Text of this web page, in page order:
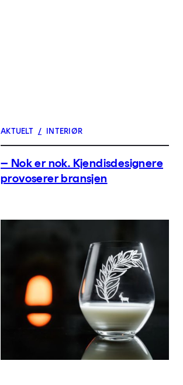
AKTUELT / INTERIØR
– Nok er nok. Kjendisdesignere
provoserer bransjen